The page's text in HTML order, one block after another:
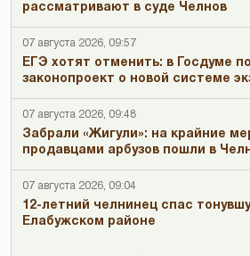
рассматривают в суде Челнов
07 августа 2026, 09:57
ЕГЭ хотят отменить: в Госдуме
законопроект о новой системе
07 августа 2026, 09:48
Забрали «Жигули»: на крайние
продавцами арбузов пошли в
07 августа 2026, 09:04
12-летний челнинец спас
Елабужском районе